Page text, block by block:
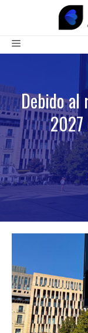
contenido
Menú
Debido al
2027